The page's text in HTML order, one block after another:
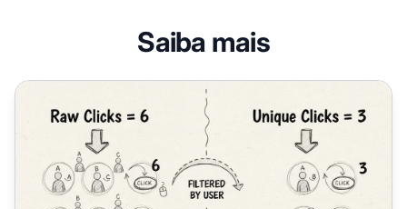
Saiba mais
Cliques Brutos vs Cliques Únicos: Entendendo Métricas